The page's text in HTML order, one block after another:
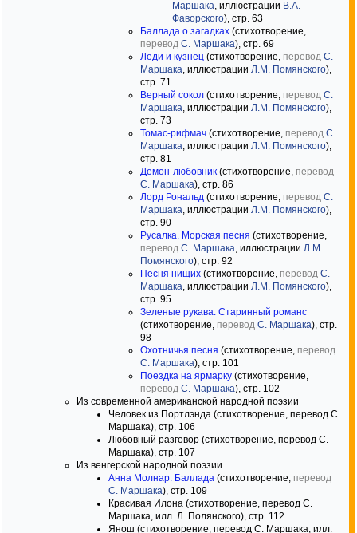
Маршака , иллюстрации В.А.
Фаворского), стр. 63
Баллада о загадках (стихотворение,
перевод С. Маршака), стр. 69
Леди и кузнец (стихотворение, перевод С.
Маршака , иллюстрации Л.М. Помянского),
стр. 71
Верный сокол (стихотворение, перевод С.
Маршака , иллюстрации Л.М. Помянского),
стр. 73
Томас-рифмач (стихотворение, перевод С.
Маршака , иллюстрации Л.М. Помянского),
стр. 81
Демон-любовник (стихотворение, перевод
С. Маршака), стр. 86
Лорд Рональд (стихотворение, перевод С.
Маршака , иллюстрации Л.М. Помянского),
стр. 90
Русалка. Морская песня (стихотворение,
перевод С. Маршака , иллюстрации Л.М.
Помянского), стр. 92
Песня нищих (стихотворение, перевод С.
Маршака , иллюстрации Л.М. Помянского),
стр. 95
Зеленые рукава. Старинный романс
(стихотворение, перевод С. Маршака), стр.
98
Охотничья песня (стихотворение, перевод
С. Маршака), стр. 101
Поездка на ярмарку (стихотворение,
перевод С. Маршака), стр. 102
Из современной американской народной поэзии
Человек из Портлэнда (стихотворение, перевод С.
Маршака), стр. 106
Любовный разговор (стихотворение, перевод С.
Маршака), стр. 107
Из венгерской народной поэзии
Анна Молнар. Баллада (стихотворение, перевод
С. Маршака), стр. 109
Красивая Илона (стихотворение, перевод С.
Маршака, илл. Л. Полянского), стр. 112
Янош (стихотворение, перевод С. Маршака, илл.